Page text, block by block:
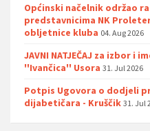
Općinski načelnik održao
predstavnicima NK
obljetnice kluba 04. Aug 2026
JAVNI NATJEČAJ za izbor i
''Ivančica'' Usora 31. Jul 2026
Potpis Ugovora o dodjeli
dijabetičara - Kruščik 31. Jul